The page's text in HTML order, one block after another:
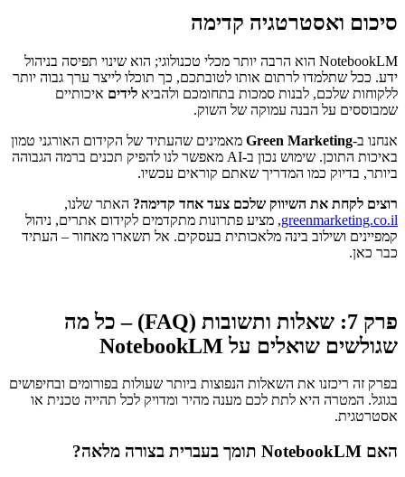
סיכום ואסטרטגיה קדימה
NotebookLM הוא הרבה יותר מכלי טכנולוגי; הוא שינוי תפיסה בניהול
ידע. ככל שתלמדו לרתום אותו לטובתכם, כך תוכלו לייצר ערך גבוה יותר
ללקוחות שלכם, לבנות סמכות בתחומכם ולהביא לידים איכותיים
שמבוססים על הבנה עמוקה של השוק.
אנחנו ב-Green Marketing מאמינים שהעתיד של הקידום האורגני טמון
באיכות התוכן. שימוש נכון ב-AI מאפשר לנו להפיק תכנים ברמה הגבוהה
ביותר, בדיוק כמו המדריך שאתם קוראים עכשיו.
רוצים לקחת את השיווק שלכם צעד אחד קדימה? האתר שלנו,
greenmarketing.co.il, מציע פתרונות מתקדמים לקידום אתרים, ניהול
קמפיינים ושילוב בינה מלאכותית בעסקים. אל תשארו מאחור – העתיד
כבר כאן.
פרק 7: שאלות ותשובות (FAQ) – כל מה
שגולשים שואלים על NotebookLM
בפרק זה ריכזנו את השאלות הנפוצות ביותר שעולות בפורומים ובחיפושים
בגוגל. המטרה היא לתת לכם מענה מהיר ומדויק לכל תהייה טכנית או
אסטרטגית.
האם NotebookLM תומך בעברית בצורה מלאה?